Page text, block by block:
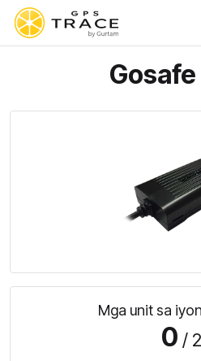
Gosafe
Mga unit sa
0 / 2